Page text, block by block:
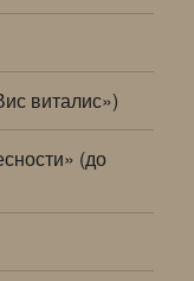
виталис»)
(до